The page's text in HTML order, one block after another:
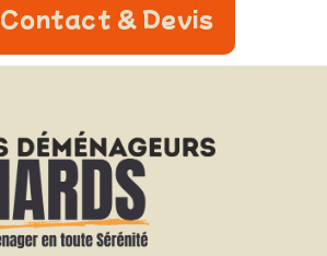
Contact & Devis